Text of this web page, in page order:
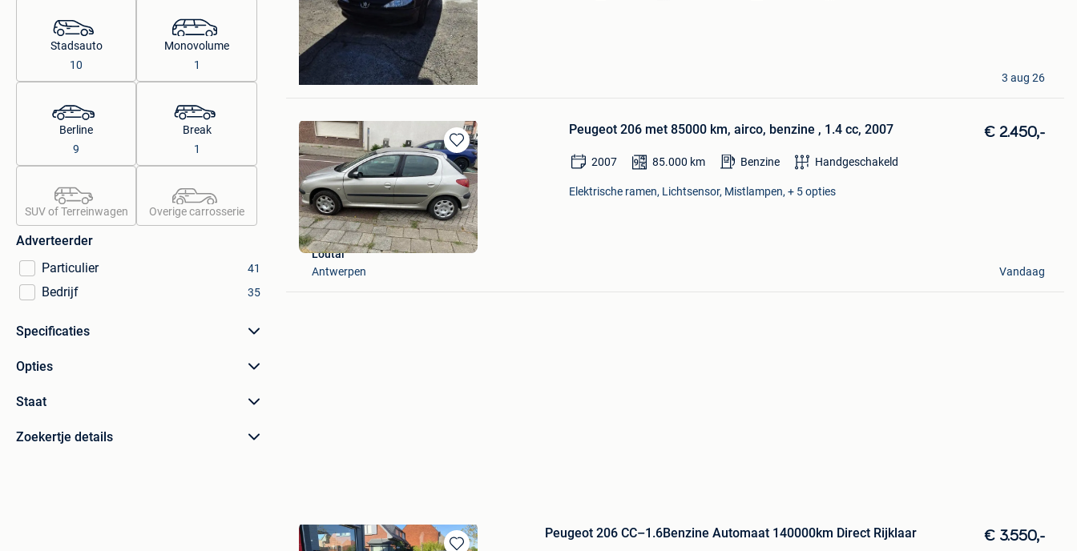
Stadsauto
10
Monovolume
1
Berline
9
Break
1
SUV of Terreinwagen Overige carrosserie
Adverteerder
Particulier
41
Bedrijf 35
Specificaties
Opties
Staat
Zoekertje details
Bi Rental
Lokeren+Deel Overmere En Zele
3 aug 26
Bewaren
in
Mijn
Favorieten
Peugeot 206 met 85000 km, airco, benzine , 1.4 cc, 2007 € 2.450,-
2007 85.000 km Benzine Handgeschakeld
Elektrische ramen, Lichtsensor, Mistlampen, + 5 opties
Loutal
Antwerpen
Vandaag
Peugeot 206 CC–1.6Benzine Automaat 140000km Direct Rijklaar € 3.550,-